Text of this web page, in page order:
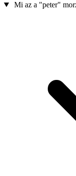
Mi az a "peter"